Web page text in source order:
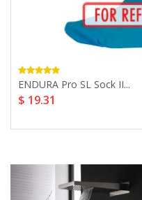
ENDURA Pro SL Sock II...
$ 19.31